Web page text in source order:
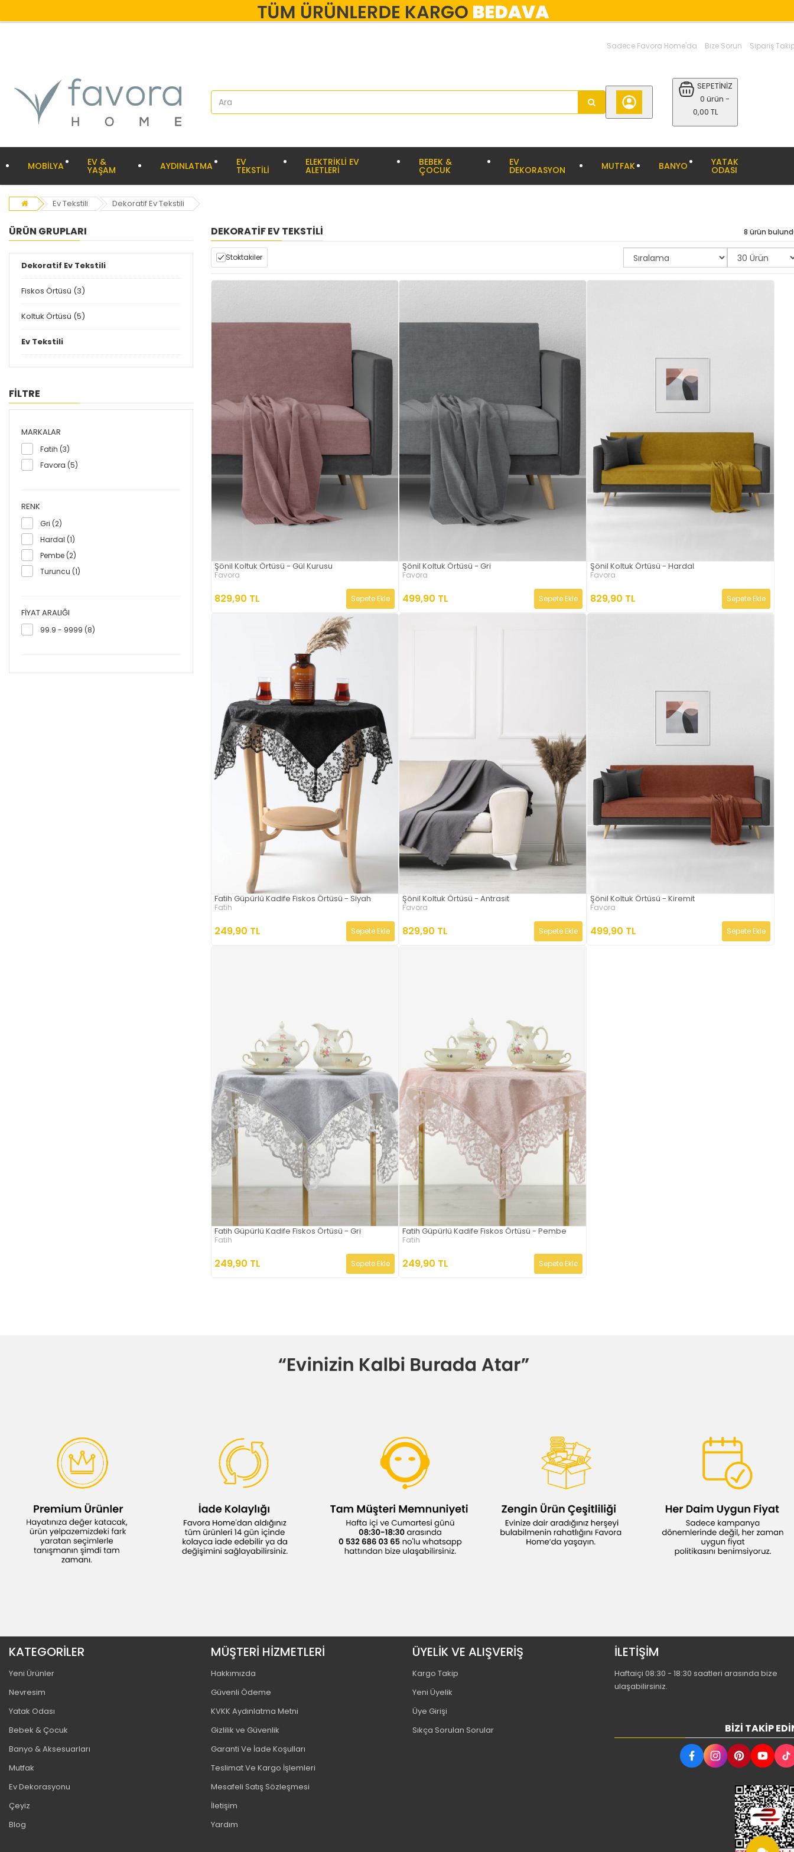
Sadece Favora Home'da Bize Sorun Sipariş
SEPETİNİZ
0 ürün -
0,00 TL
MOBİLYA EV &
YAŞAM AYDINLATMA EV
TEKSTİLİ
ELEKTRİKLİ EV
ALETLERİ
BEBEK &
ÇOCUK
EV
DEKORASYON MUTFAK BANYO YATAK
ODASI
Ev Tekstili Dekoratif Ev Tekstili
ÜRÜN GRUPLARI
Dekoratif Ev Tekstili
Fiskos Örtüsü (3)
Koltuk Örtüsü (5)
Ev Tekstili
FİLTRE
MARKALAR
Fatih (3)
Favora (5)
RENK
Gri (2)
Hardal (1)
Pembe (2)
Turuncu (1)
FIYAT ARALIĞI
99.9 - 9999 (8)
DEKORATIF EV TEKSTILI 8 ürün
Stoktakiler
Şönil Koltuk Örtüsü - Gül Kurusu
Favora
829,90 TL Sepete Ekle
Şönil Koltuk Örtüsü - Gri
Favora
499,90 TL Sepete Ekle
Şönil Koltuk Örtüsü - Hardal
Favora
829,90 TL Sepete Ekle
Fatih Güpürlü Kadife Fiskos Örtüsü - Siyah
Fatih
249,90 TL Sepete Ekle
Şönil Koltuk Örtüsü - Antrasit
Favora
829,90 TL Sepete Ekle
Şönil Koltuk Örtüsü - Kiremit
Favora
499,90 TL Sepete Ekle
Fatih Güpürlü Kadife Fiskos Örtüsü - Gri
Fatih
249,90 TL Sepete Ekle
Fatih Güpürlü Kadife Fiskos Örtüsü - Pembe
Fatih
249,90 TL Sepete Ekle
KATEGORİLER
Yeni Ürünler
Nevresim
Yatak Odası
Bebek & Çocuk
Banyo & Aksesuarları
Mutfak
Ev Dekorasyonu
Çeyiz
Blog
MÜŞTERİ HİZMETLERİ
Hakkımızda
Güvenli Ödeme
KVKK Aydınlatma Metni
Gizlilik ve Güvenlik
Garanti Ve İade Koşulları
Teslimat Ve Kargo İşlemleri
Mesafeli Satış Sözleşmesi
İletişim
Yardım
ÜYELİK VE ALIŞVERİŞ
Kargo Takip
Yeni Üyelik
Üye Girişi
Sıkça Sorulan Sorular
İLETİŞİM
Haftaiçi 08:30 - 18:30 saatleri arasında bize
ulaşabilirsiniz.
BIZI TAKIP